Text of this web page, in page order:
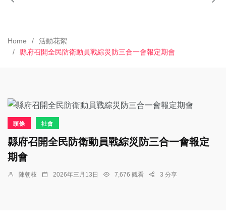
Home
活動花絮
縣府召開全民防衛動員戰綜災防三合一會報定期會
頭條 社會
縣府召開全民防衛動員戰綜災防三合一會報定
期會
陳朝枝 2026年三月13日 7,676 觀看 3 分享